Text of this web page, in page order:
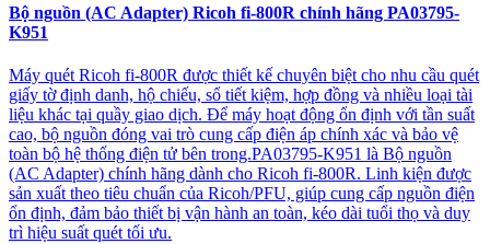
Bộ nguồn (AC Adapter) Ricoh fi-800R chính hãng PA03795-
K951
Máy quét Ricoh fi-800R được thiết kế chuyên biệt cho nhu cầu quét
giấy tờ định danh, hộ chiếu, sổ tiết kiệm, hợp đồng và nhiều loại tài
liệu khác tại quầy giao dịch. Để máy hoạt động ổn định với tần suất
cao, bộ nguồn đóng vai trò cung cấp điện áp chính xác và bảo vệ
toàn bộ hệ thống điện tử bên trong.PA03795-K951 là Bộ nguồn
(AC Adapter) chính hãng dành cho Ricoh fi-800R. Linh kiện được
sản xuất theo tiêu chuẩn của Ricoh/PFU, giúp cung cấp nguồn điện
ổn định, đảm bảo thiết bị vận hành an toàn, kéo dài tuổi thọ và duy
trì hiệu suất quét tối ưu.